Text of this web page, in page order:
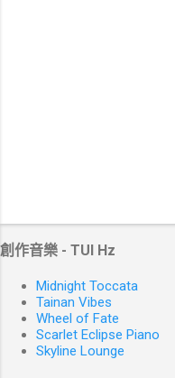
創作音樂 - TUI Hz
Midnight Toccata
Tainan Vibes
Wheel of Fate
Scarlet Eclipse Piano
Skyline Lounge